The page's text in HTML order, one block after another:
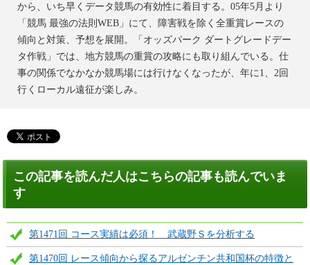
から、いち早くデータ競馬の有効性に着目する。05年5月より
「競馬 最強の法則WEB」にて、障害戦を除く全重賞レースの
傾向と対策、予想を展開。「オッズパーク ダートグレードデー
タ作戦」では、地方競馬の重賞の攻略にも取り組んでいる。仕
事の関係でなかなか競馬場には行けなくなったが、年に1、2回
行くローカル遠征が楽しみ。
この記事を読んだ人はこちらの記事も読んでいま
す
第1471回 コース実績は必須！ 武蔵野Ｓを分析する
第1470回 レース傾向から探るアルゼンチン共和国杯の特徴と